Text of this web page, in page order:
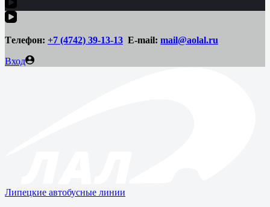
Tелефон: +7 (4742) 39-13-13 E-mail: mail@aolal.ru
Вход
Липецкие автобусные линии